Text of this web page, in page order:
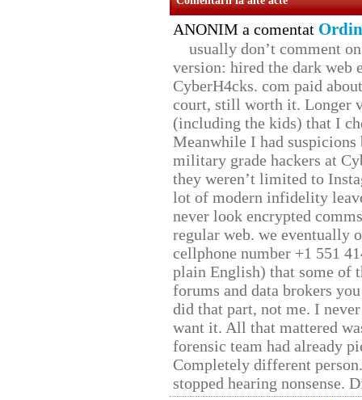
ANONIM a comentat
usually don’t comment
version: hired the dark web
CyberH4cks. com paid
court, still worth it. Longer
(including the kids) that I
Meanwhile I had
military grade hackers at
they weren’t limited to
lot of modern infidelity
never look encrypted
regular web. we eventually
cellphone number +1 551
plain English) that some of
forums and data brokers
did that part, not me. I
want it. All that mattered
forensic team had already
Completely different
stopped hearing nonsense.